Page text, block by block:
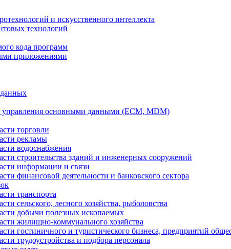
и искусственного интеллекта
технологий
кода программ
приложениями
данных
управления основными данными (ECM, MDM)
торговли
рекламы
водоснабжения
строительства зданий и инженерных сооружений
информации и связи
финансовой деятельности и банковского сектора
транспорта
сельского, лесного хозяйства, рыболовства
добычи полезных ископаемых
жилищно-коммунального хозяйства
гостиничного и туристического бизнеса, предприятий
трудоустройства и подбора персонала